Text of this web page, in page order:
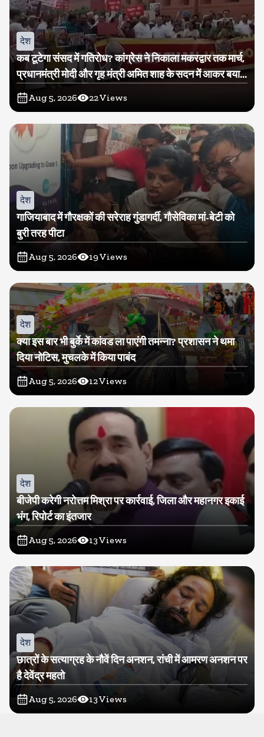
देश
कब टूटेगा संसद में गतिरोध? कांग्रेस ने निकाला मकरद्वार तक मार्च,
प्रधानमंत्री मोदी और गृह मंत्री अमित शाह के सदन में आकर बयान
देने की मांग
Aug 5, 2026 22Views
देश
गाजियाबाद में गौरक्षकों की सरेराह गुंडागर्दी, गौसेविका मां-बेटी को
बुरी तरह पीटा
Aug 5, 2026 19Views
देश
क्या इस बार भी बुर्के में कांवड ला पाएंगी तमन्ना? प्रशासन ने थमा
दिया नोटिस, मुचलके में किया पाबंद
Aug 5, 2026 12Views
देश
बीजेपी करेगी नरोत्तम मिश्रा पर कार्रवाई, जिला और महानगर इकाई
भंग, रिपोर्ट का इंतजार
Aug 5, 2026 13Views
देश
छात्रों के सत्याग्रह के नौवें दिन अनशन, रांची में आमरण अनशन पर
है देवेंद्र महतो
Aug 5, 2026 13Views